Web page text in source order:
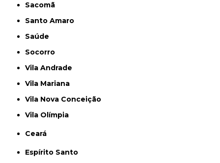
Sacomã
Santo Amaro
Saúde
Socorro
Vila Andrade
Vila Mariana
Vila Nova Conceição
Vila Olímpia
Ceará
Espírito Santo